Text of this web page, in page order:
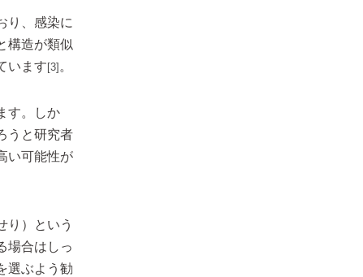
り、感染に
構造が類似
います [3] 。
す。しか
うと研究者
い可能性が
り）という
場合はしっ
選ぶよう勧